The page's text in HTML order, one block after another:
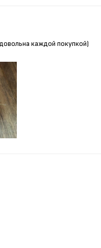
каждой покупкой)